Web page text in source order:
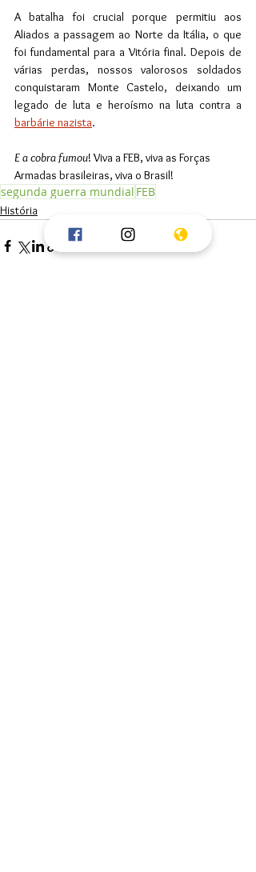
A batalha foi crucial porque permitiu aos
Aliados a passagem ao Norte da Itália, o que
foi fundamental para a Vitória final. Depois de
várias perdas, nossos valorosos soldados
conquistaram Monte Castelo, deixando um
barbárie nazista.
E a cobra fumou! Viva a FEB, viva as Forças
Armadas brasileiras, viva o Brasil!
segunda guerra mundial FEB
História